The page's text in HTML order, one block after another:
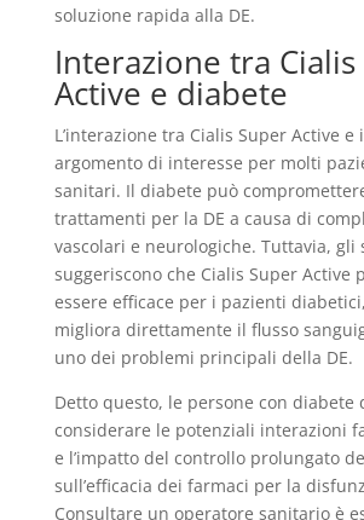
soluzione rapida alla DE.
Interazione tra
Active e diabete
L’interazione tra Cialis Super Active e
argomento di interesse per molti
sanitari. Il diabete può
trattamenti per la DE a causa di
vascolari e neurologiche. Tuttavia, gli
suggeriscono che Cialis Super Active
essere efficace per i pazienti
migliora direttamente il flusso
uno dei problemi principali della DE.
Detto questo, le persone con diabete
considerare le potenziali interazioni
e l’impatto del controllo prolungato
sull’efficacia dei farmaci per la
Consultare un operatore sanitario è